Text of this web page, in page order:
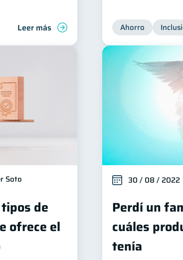
Leer más Ahorro
Soto
de
ofrece el
30 / 08 / 2022
Perdí un
cuáles
tenía